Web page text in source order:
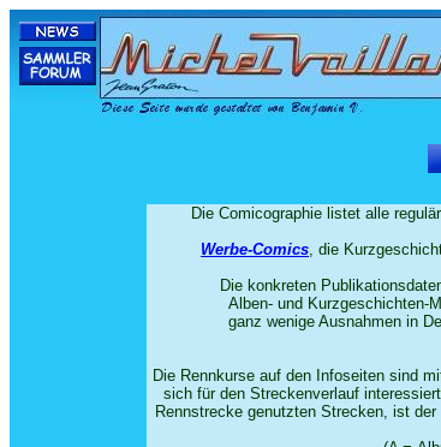
Die Comicographie listet alle
Werbe-Comics, die
Die konkreten
Alben- und Kurzgeschichten-
ganz wenige Ausnahmen in
Die Rennkurse auf den Infoseiten sind
sich für den Streckenverlauf
Rennstrecke genutzten Strecken, ist